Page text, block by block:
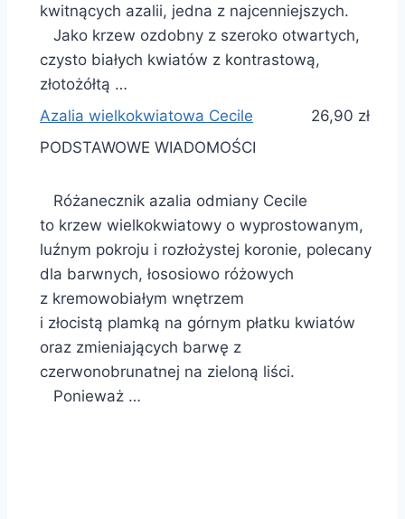
kwitnących azalii, jedna z najcenniejszych.
Jako krzew ozdobny z szeroko otwartych,
czysto białych kwiatów z kontrastową,
złotożółtą …
Azalia wielkokwiatowa Cecile
26,90 zł
PODSTAWOWE WIADOMOŚCI
Różanecznik azalia odmiany Cecile
to krzew wielkokwiatowy o wyprostowanym,
luźnym pokroju i rozłożystej koronie, polecany
dla barwnych, łososiowo różowych
z kremowobiałym wnętrzem
i złocistą plamką na górnym płatku kwiatów
oraz zmieniających barwę z
czerwonobrunatnej na zieloną liści.
Ponieważ …